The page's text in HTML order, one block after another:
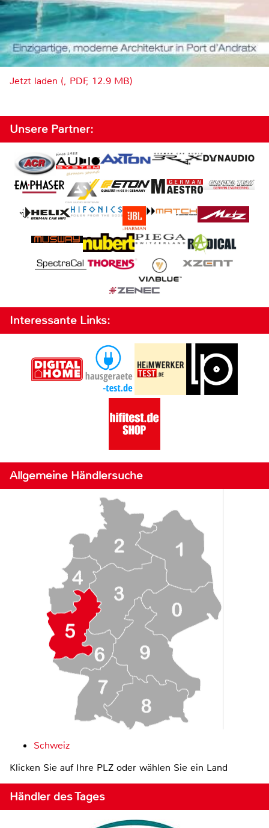
Jetzt laden (, PDF, 12.9 MB)
Unsere Partner:
Interessante Links:
Allgemeine Händlersuche
Schweiz
Klicken Sie auf Ihre PLZ oder wählen Sie ein Land
Händler des Tages